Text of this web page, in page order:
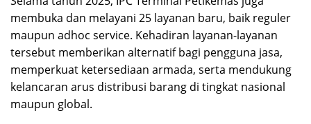
membuka dan melayani 25 layanan baru, baik reguler
maupun adhoc service. Kehadiran layanan-layanan
tersebut memberikan alternatif bagi pengguna jasa,
memperkuat ketersediaan armada, serta mendukung
kelancaran arus distribusi barang di tingkat nasional
maupun global.